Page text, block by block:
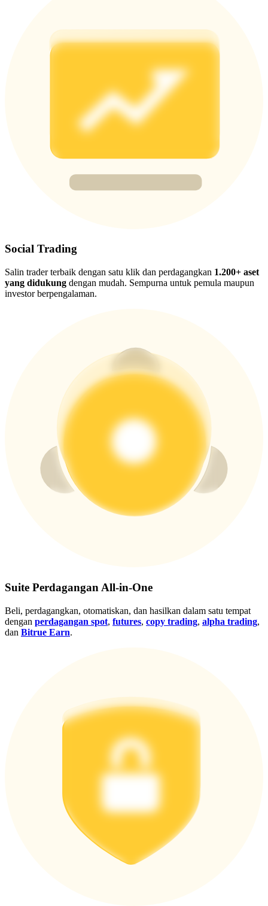
USDT New User Exclusive 10% APR
USDT Flexible Staking | Daily Rewards
New Listing Futures Fest
Trade New Futures, Win 200,000 USDT
Crypto World Cup 2026: Grand Finale
Social Trading
Salin trader terbaik dengan satu klik dan perdagangkan 1.200+ aset
yang didukung dengan mudah. Sempurna untuk pemula maupun
investor berpengalaman.
Suite Perdagangan All-in-One
Beli, perdagangkan, otomatiskan, dan hasilkan dalam satu tempat
dengan perdagangan spot, futures, copy trading, alpha trading,
dan Bitrue Earn.